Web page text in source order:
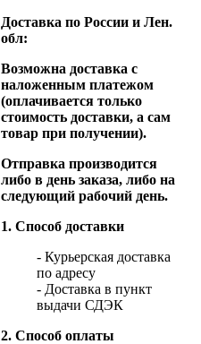
Доставка по России и Лен.
обл:
Возможна доставка с
наложенным платежом
(оплачивается только
стоимость доставки, а сам
товар при получении).
Отправка производится
либо в день заказа, либо на
следующий рабочий день.
1. Способ доставки
- Курьерская доставка
по адресу
- Доставка в пункт
выдачи СДЭК
2. Способ оплаты